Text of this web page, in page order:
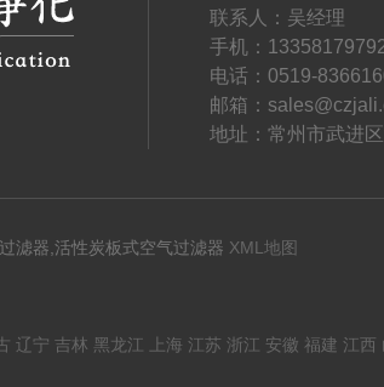
联系人：吴经理
手机：
电话：0519-
邮箱：
地址：常州市武进
滤器,活性炭板式空气过滤器 XML地图
辽宁 吉林 黑龙江 上海 江苏 浙江 安徽 福建 江西